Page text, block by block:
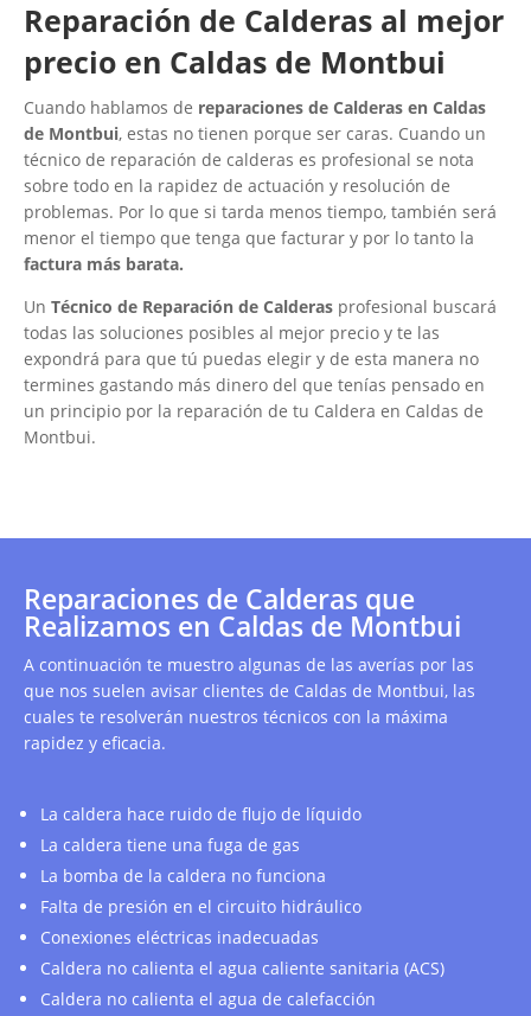
Reparación de Calderas al mejor
precio en Caldas de Montbui
Cuando hablamos de reparaciones de Calderas en Caldas
de Montbui, estas no tienen porque ser caras. Cuando un
técnico de reparación de calderas es profesional se nota
sobre todo en la rapidez de actuación y resolución de
problemas. Por lo que si tarda menos tiempo, también será
menor el tiempo que tenga que facturar y por lo tanto la
factura más barata.
Un Técnico de Reparación de Calderas profesional buscará
todas las soluciones posibles al mejor precio y te las
expondrá para que tú puedas elegir y de esta manera no
termines gastando más dinero del que tenías pensado en
un principio por la reparación de tu Caldera en Caldas de
Montbui.
Reparaciones de Calderas que
Realizamos en Caldas de Montbui
A continuación te muestro algunas de las averías por las
que nos suelen avisar clientes de Caldas de Montbui, las
cuales te resolverán nuestros técnicos con la máxima
rapidez y eficacia.
La caldera hace ruido de flujo de líquido
La caldera tiene una fuga de gas
La bomba de la caldera no funciona
Falta de presión en el circuito hidráulico
Conexiones eléctricas inadecuadas
Caldera no calienta el agua caliente sanitaria (ACS)
Caldera no calienta el agua de calefacción